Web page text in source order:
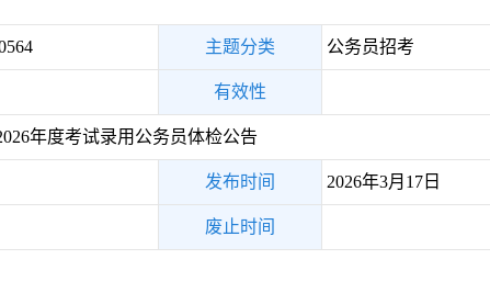
主题分类 公务员招考
有效性
年度考试录用公务员体检公告
发布时间 2026年3月17日
废止时间